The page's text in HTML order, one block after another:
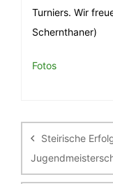
Turniers. Wir
Schernthaner)
Fotos
Steirische